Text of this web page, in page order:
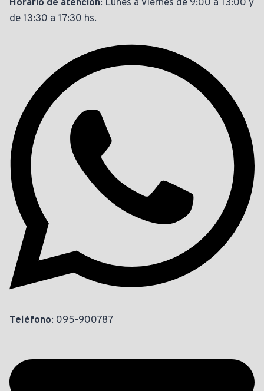
Horario de atención: Lunes a Viernes de 9:00 a 13:00 y
de 13:30 a 17:30 hs.
Teléfono: 095-900787